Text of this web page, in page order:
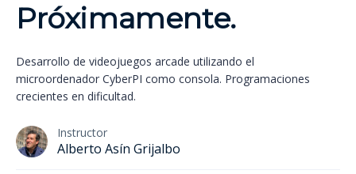
Próximamente.
Desarrollo de videojuegos arcade utilizando el
microordenador CyberPI como consola. Programaciones
crecientes en dificultad.
Instructor
Alberto Asín Grijalbo